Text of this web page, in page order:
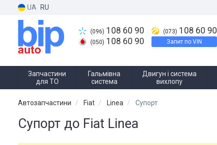
UA RU
(096) 108 60 90
(050) 108 60 90
(073) 108 60 90
Запит по VIN
Запчастини
для ТО
Гальмівна
система
Двигун і система
вихлопу
Автозапчастини Fiat Linea Супорт
Супорт до Fiat Linea